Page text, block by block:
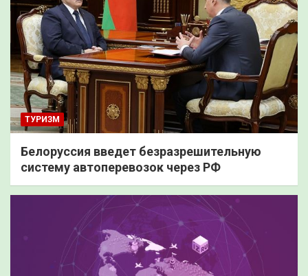
ТУРИЗМ
Белоруссия введет безразрешительную
систему автоперевозок через РФ